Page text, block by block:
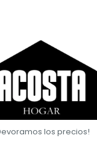
los precios!